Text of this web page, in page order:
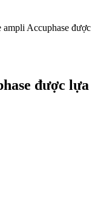
ampli Accuphase được
được lựa